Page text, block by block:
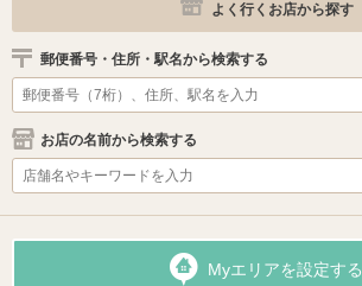
よく行くお店から探す
郵便番号・住所・駅名から検索する
お店の名前から検索する
Myエリアを設定する